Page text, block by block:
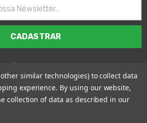
similar technologies) to collect data
experience. By using our website,
collection of data as described in our